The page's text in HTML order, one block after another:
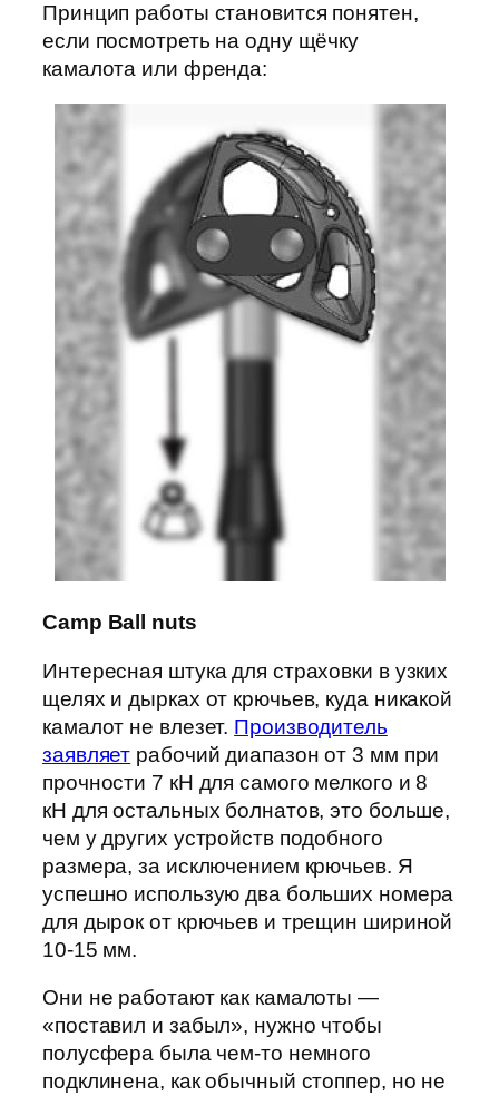
Принцип работы становится понятен,
если посмотреть на одну щёчку
камалота или френда:
Camp Ball nuts
Интересная штука для страховки в узких
щелях и дырках от крючьев, куда никакой
камалот не влезет. Производитель
заявляет рабочий диапазон от 3 мм при
прочности 7 кН для самого мелкого и 8
кН для остальных болнатов, это больше,
чем у других устройств подобного
размера, за исключением крючьев. Я
успешно использую два больших номера
для дырок от крючьев и трещин шириной
10-15 мм.
Они не работают как камалоты —
«поставил и забыл», нужно чтобы
полусфера была чем-то немного
подклинена, как обычный стоппер, но не